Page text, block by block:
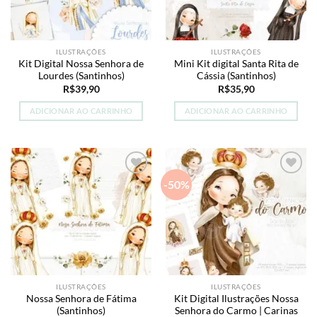
ILUSTRAÇÕES
Kit Digital Nossa Senhora de
Lourdes (Santinhos)
R$39,90
ADICIONAR AO CARRINHO
ILUSTRAÇÕES
Mini Kit digital Santa Rita de
Cássia (Santinhos)
R$35,90
ADICIONAR AO CARRINHO
Add to
wishlist
ILUSTRAÇÕES
Nossa Senhora de Fátima
(Santinhos)
-50%
Add to
wishlist
ILUSTRAÇÕES
Kit Digital Ilustrações Nossa
Senhora do Carmo | Carinas